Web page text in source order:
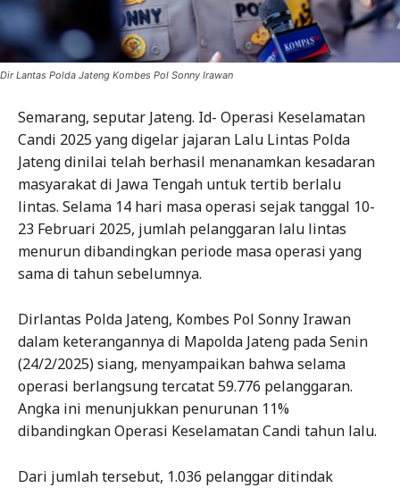
Dir Lantas Polda Jateng Kombes Pol Sonny Irawan
Semarang, seputar Jateng. Id- Operasi Keselamatan
Candi 2025 yang digelar jajaran Lalu Lintas Polda
Jateng dinilai telah berhasil menanamkan kesadaran
masyarakat di Jawa Tengah untuk tertib berlalu
lintas. Selama 14 hari masa operasi sejak tanggal 10-
23 Februari 2025, jumlah pelanggaran lalu lintas
menurun dibandingkan periode masa operasi yang
sama di tahun sebelumnya.
Dirlantas Polda Jateng, Kombes Pol Sonny Irawan
dalam keterangannya di Mapolda Jateng pada Senin
(24/2/2025) siang, menyampaikan bahwa selama
operasi berlangsung tercatat 59.776 pelanggaran.
Angka ini menunjukkan penurunan 11%
dibandingkan Operasi Keselamatan Candi tahun lalu.
Dari jumlah tersebut, 1.036 pelanggar ditindak